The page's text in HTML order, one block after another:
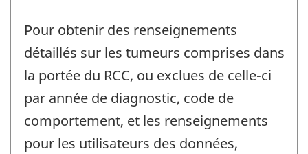
Pour obtenir des renseignements
détaillés sur les tumeurs comprises dans
la portée du RCC, ou exclues de celle-ci
par année de diagnostic, code de
comportement, et les renseignements
pour les utilisateurs des données,